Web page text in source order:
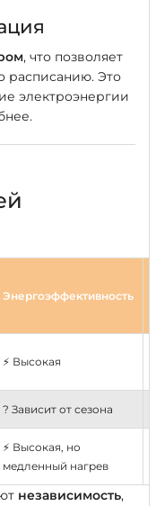
, что позволяет
расписанию. Это
электроэнергии
Энергоэффективность
⚡ Высокая
? Зависит от сезона
⚡ Высокая, но
медленный нагрев
независимость,